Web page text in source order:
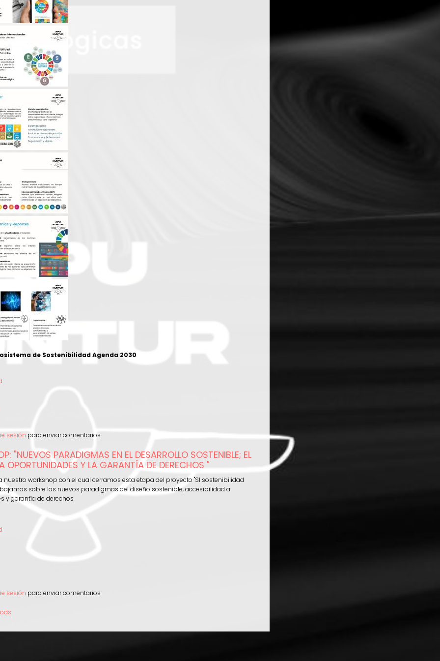
de Sostenibilidad Agenda 2030
sesión para enviar comentarios
"NUEVOS PARADIGMAS EN EL DESARROLLO SOSTENIBLE; EL
OPORTUNIDADES Y LA GARANTÍA DE DERECHOS "
nuestro workshop con el cual cerramos esta etapa del proyecto "SI sostenibilidad
sobre los nuevos paradigmas del diseño sostenible, accesibilidad a
y garantía de derechos
sesión para enviar comentarios